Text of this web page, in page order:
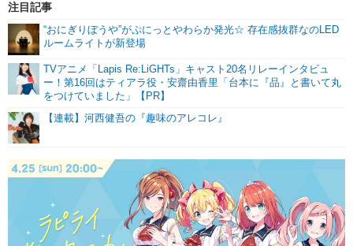
注目記事
“おにぎりぼうや”がぷにっとやわらか発光☆ 存在感抜群なのLED
ルームライトが新登場
TVアニメ「Lapis Re:LiGHTs」キャスト20名リレーインタビュ
ー！第16回はティアラ役・安齋由香里「台本に『品』と書いて丸
をつけていました」【PR】
【連載】河西健吾の『趣味のアレコレ』